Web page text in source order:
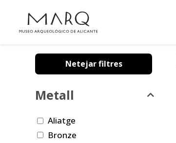
Netejar filtres
Metall
Aliatge
Bronze